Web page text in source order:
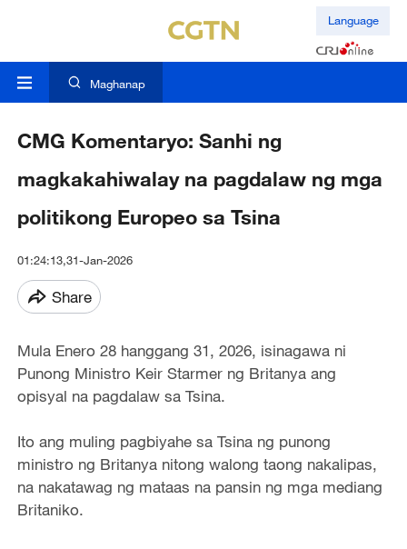
Language
Maghanap
CMG Komentaryo: Sanhi ng
magkakahiwalay na pagdalaw ng mga
politikong Europeo sa Tsina
01:24:13,31-Jan-2026
Share
Mula Enero 28 hanggang 31, 2026, isinagawa ni
Punong Ministro Keir Starmer ng Britanya ang
opisyal na pagdalaw sa Tsina.
Ito ang muling pagbiyahe sa Tsina ng punong
ministro ng Britanya nitong walong taong nakalipas,
na nakatawag ng mataas na pansin ng mga mediang
Britaniko.